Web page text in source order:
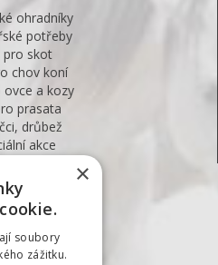
ohradníky
potřeby
pro skot
chov koní
ovce a kozy
prasata
drůbež
akce
103
×
soubory
zážitku.